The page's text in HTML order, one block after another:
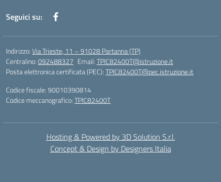
Seguici su:
Indirizzo:Via Trieste, 11 – 91028 Partanna (TP)
Centralino:092488327 Email:TPIC82400T@istruzione.it
Posta elettronica certificata (PEC):TPIC82400T@pec.istruzione.it
Codice fiscale: 90010390814
Codice meccanografico:TPIC82400T
Hosting & Powered by 3D Solution S.r.l.
Concept & Design by Designers Italia